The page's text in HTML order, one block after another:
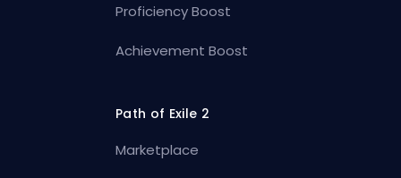
Proficiency Boost
Achievement Boost
Path of Exile 2
Marketplace